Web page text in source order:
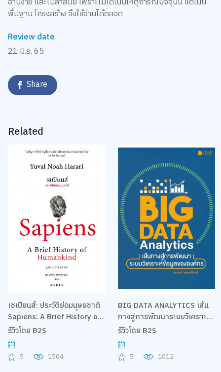
พื้นฐาน โครงสร้าง จึงใช้อ่านได้ตลอด
Review date
21 มิ.ย. 65
Share
Related
เซเปียนส์: ประวัติย่อมนุษยชาติ
Sapiens: A Brief History of
Humankind
รีวิวโดย B2S
5 1504
BIG DATA ANALYTICS เส้น
ทางสู่การพัฒนาระบบวิเคราะห์
ข้อมูลขององค์กร
รีวิวโดย B2S
5 1012